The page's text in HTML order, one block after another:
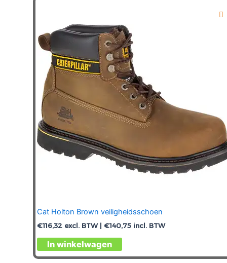
optie
kan
gekozen
worden
op
de
productpagina
Cat Holton Brown veiligheidsschoen
€116,32 excl. BTW | €140,75 incl. BTW
In winkelwagen
Dit
product